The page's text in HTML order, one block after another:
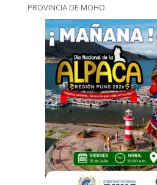
PROVINCIA DE MOHO